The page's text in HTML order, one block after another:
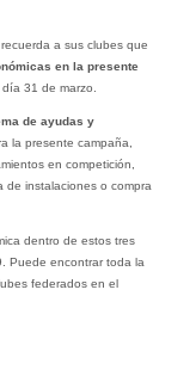
a sus clubes que
en la presente
31 de marzo.
de ayudas y
la presente campaña,
en competición,
de instalaciones o compra
dentro de estos tres
Puede encontrar toda la
federados en el